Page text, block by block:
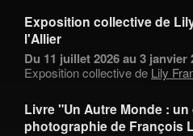
Exposition collective de
l'Allier
Du 11 juillet 2026 au 3 janvier
Exposition collective de Lily
Livre "Un Autre Monde :
photographie de François